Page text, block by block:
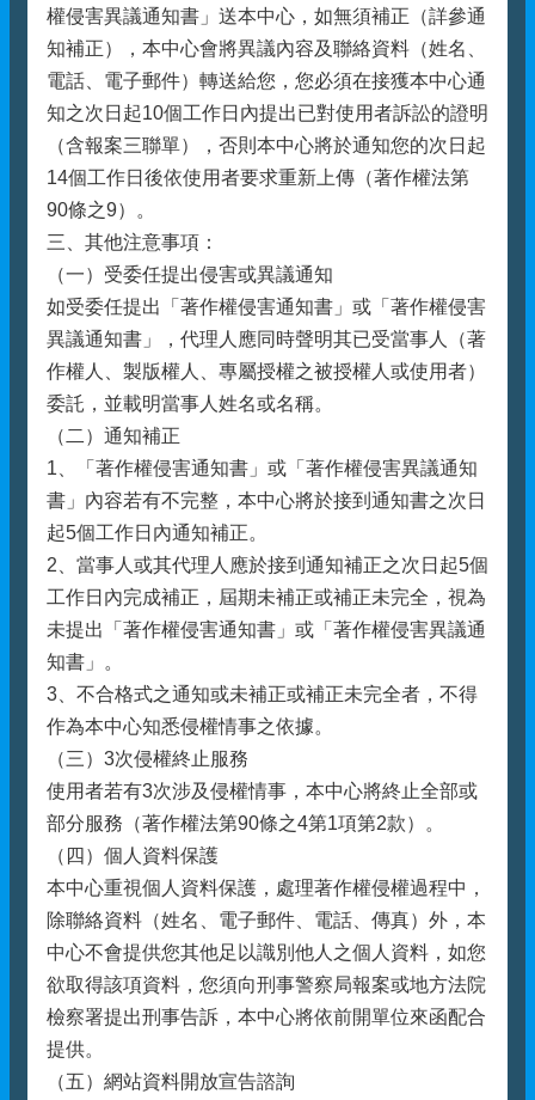
權侵害異議通知書」送本中心，如無須補正（詳參通
知補正），本中心會將異議內容及聯絡資料（姓名、
電話、電子郵件）轉送給您，您必須在接獲本中心通
知之次日起10個工作日內提出已對使用者訴訟的證明
（含報案三聯單），否則本中心將於通知您的次日起
14個工作日後依使用者要求重新上傳（著作權法第
90條之9）。
三、其他注意事項：
（一）受委任提出侵害或異議通知
如受委任提出「著作權侵害通知書」或「著作權侵害
異議通知書」，代理人應同時聲明其已受當事人（著
作權人、製版權人、專屬授權之被授權人或使用者）
委託，並載明當事人姓名或名稱。
（二）通知補正
1、「著作權侵害通知書」或「著作權侵害異議通知
書」內容若有不完整，本中心將於接到通知書之次日
起5個工作日內通知補正。
2、當事人或其代理人應於接到通知補正之次日起5個
工作日內完成補正，屆期未補正或補正未完全，視為
未提出「著作權侵害通知書」或「著作權侵害異議通
知書」。
3、不合格式之通知或未補正或補正未完全者，不得
作為本中心知悉侵權情事之依據。
（三）3次侵權終止服務
使用者若有3次涉及侵權情事，本中心將終止全部或
部分服務（著作權法第90條之4第1項第2款）。
（四）個人資料保護
本中心重視個人資料保護，處理著作權侵權過程中，
除聯絡資料（姓名、電子郵件、電話、傳真）外，本
中心不會提供您其他足以識別他人之個人資料，如您
欲取得該項資料，您須向刑事警察局報案或地方法院
檢察署提出刑事告訴，本中心將依前開單位來函配合
提供。
（五）網站資料開放宣告諮詢